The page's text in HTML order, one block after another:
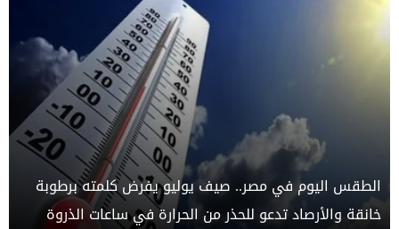
الطقس اليوم في مصر.. صيف يوليو يفرض كلمته برطوبة
خانقة والأرصاد تدعو للحذر من الحرارة في ساعات الذروة